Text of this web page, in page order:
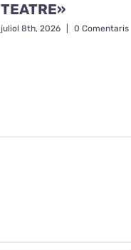
TEATRE»
juliol 8th, 2026 0 Comentaris